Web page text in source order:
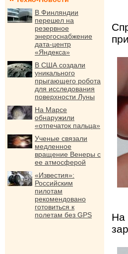
В Финляндии
перешел на
резервное
энергоснабжение
дата-центр
«Яндекса»
В США создали
уникального
прыгающего робота
для исследования
поверхности Луны
На Марсе
обнаружили
«отпечаток пальца»
Ученые связали
медленное
вращение Венеры с
ее атмосферой
«Известия»:
Российским
пилотам
рекомендовано
готовиться к
полетам без GPS
На